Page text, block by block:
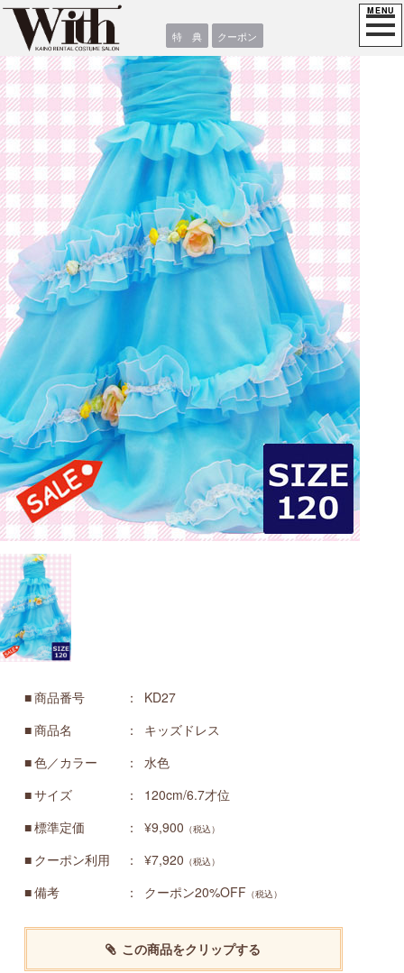
特 典 クーポン
商品番号
KD27
商品名
キッズドレス
色／カラー
水色
サイズ
120cm/6.7才位
標準定価
¥9,900 （税込）
クーポン利用 ¥7,920 （税込）
備考 クーポン20%OFF （税込）
この商品をクリップする